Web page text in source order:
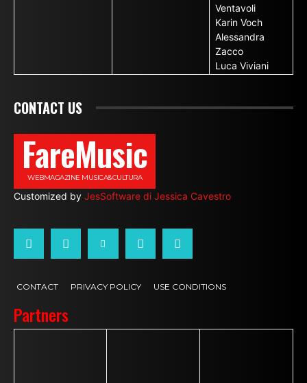
Ventavoli
Karin Voch
Alessandra
Zacco
Luca Viviani
CONTACT US
FareMusic
WEBMAGAZINE MUSICA&CULTURA
Customized by JesSoftware di Jessica Cavestro
CONTACT PRIVACY POLICY USE CONDITIONS
Partners